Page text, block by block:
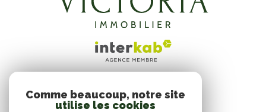
ADHÉRENTS
Comme beaucoup, notre site
utilise les cookies